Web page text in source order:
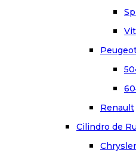
Renault
Cilindro de
Chrysler